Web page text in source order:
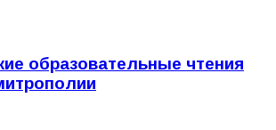
образовательные чтения